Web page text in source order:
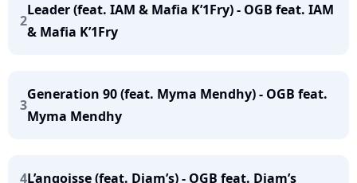
2
Leader (feat. IAM & Mafia K’1Fry) - OGB feat. IAM
& Mafia K’1Fry
3
Generation 90 (feat. Myma Mendhy) - OGB feat.
Myma Mendhy
4L’angoisse (feat. Diam’s) - OGB feat. Diam’s